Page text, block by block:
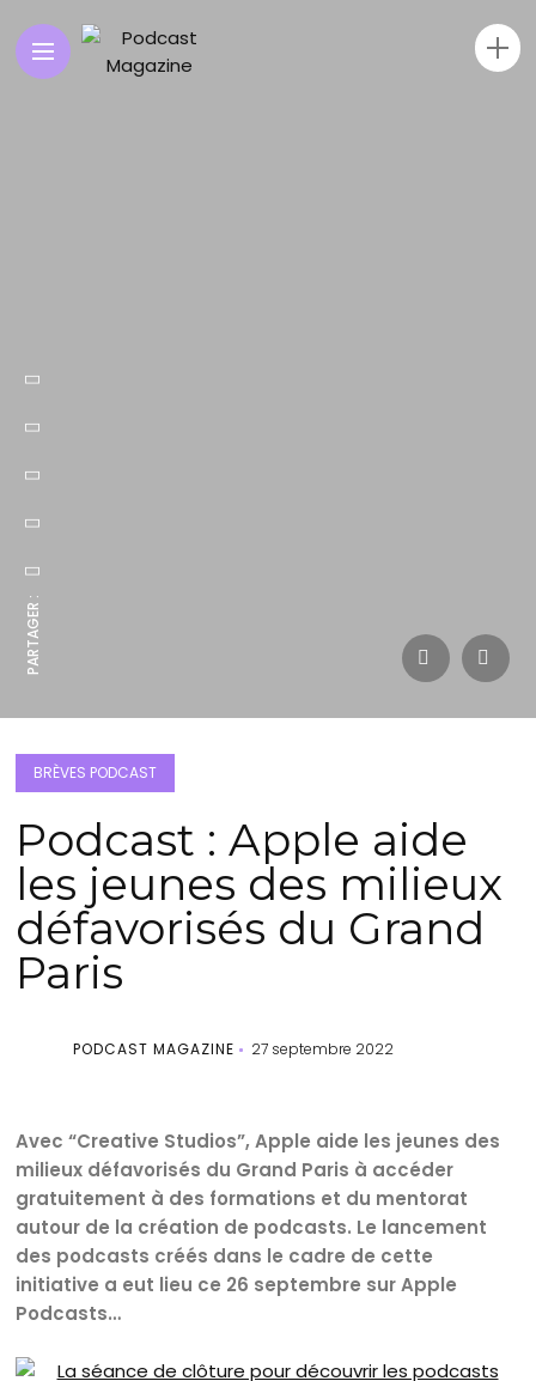
PARTAGER :
BRÈVES PODCAST
Podcast : Apple aide
les jeunes des milieux
défavorisés du Grand
Paris
PODCAST MAGAZINE 27 septembre 2022
Avec “Creative Studios”, Apple aide les jeunes des
milieux défavorisés du Grand Paris à accéder
gratuitement à des formations et du mentorat
autour de la création de podcasts. Le lancement
des podcasts créés dans le cadre de cette
initiative a eut lieu ce 26 septembre sur Apple
Podcasts…